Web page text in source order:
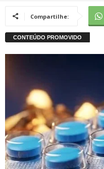
Compartilhe: